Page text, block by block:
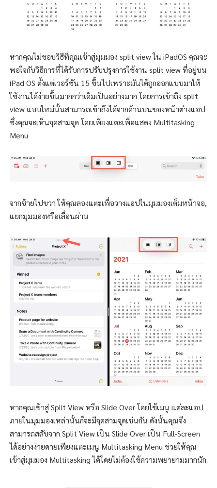
หากคุณไม่ชอบวิธีที่คุณเข้าสู่มุมมอง split view ใน iPadOS คุณจะ
พอใจกับวิธีการที่ได้รับการปรับปรุงการใช้งาน split view ที่อยู่บน
iPad OS ตั้งแต่เวอร์ชัน 15 ขึ้นไปเพราะมันได้ถูกออกแบบมาให้
ใช้งานได้ง่ายขึ้นมากกว่าเดิมเป็นอย่างมาก โดยการเข้าถึง split
view แบบใหม่นั้นสามารถเข้าถึงได้จากด้านบนของหน้าต่างแอป
ซึ่งคุณจะเห็นจุดสามจุด โดยเพียงแตะเพื่อแสดง Multitasking
Menu
จากซ้ายไปขวา ให้คุณลองแตะเพื่อวางแอปในมุมมองเต็มหน้าจอ,
แยกมุมมองหรือเลื่อนผ่าน
หากคุณเข้าสู่ Split View หรือ Slide Over โดยใช้เมนู แต่ละแอป
ภายในมุมมองเหล่านั้นก็จะมีจุดสามจุดเช่นกัน ดังนั้นคุณจึง
สามารถสลับจาก Split View เป็น Slide Over เป็น Full-Screen
ได้อย่างง่ายดายเพียงแตะเมนู Multitasking Menu ช่วยให้คุณ
เข้าสู่มุมมอง Multitasking ได้โดยไม่ต้องใช้ความพยายามมากนัก